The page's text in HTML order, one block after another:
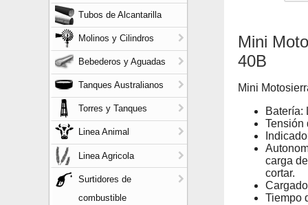
Tubos de Alcantarilla
Molinos y Cilindros
Bebederos y Aguadas
Tanques Australianos
Torres y Tanques
Linea Animal
Linea Agricola
Surtidores de
combustible
Mini
40B
Mini
Batería:
Tensión
carga
cortar.
Tiempo